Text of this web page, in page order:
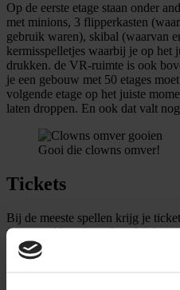
Op de eerste etage staan onder
met minions, 3 flipperkasten
gebruik waren), skibal (waarvan
kermisspelletjes waarbij je op het
drukken. de VR-ruimte is ook
je een gebouw met 50 etages
volgende etage op het juiste
laten droppen. En ook dat valt
Gooi die clowns omver!
Tickets
Bij de meeste spellen krijg je
prijzenrad kun je snel veel tickets
wij draaiden in één keer 150
waar je €1,99 voor betaalt (vind